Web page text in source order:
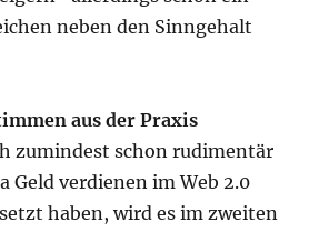
neben den Sinngehalt
aus der Praxis
zumindest schon rudimentär
Geld verdienen im Web 2.0
haben, wird es im zweiten